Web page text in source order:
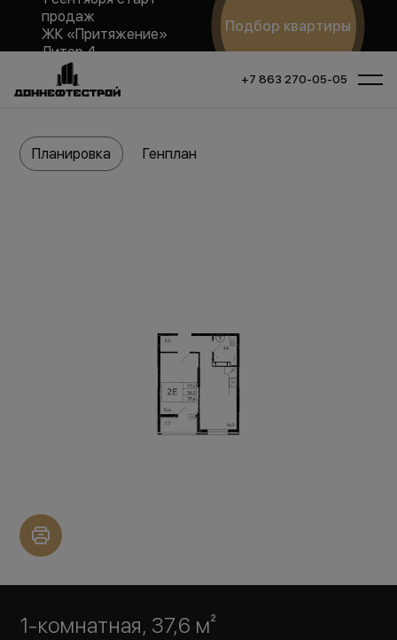
продаж
ЖК «Притяжение»
Литер 4
Подбор квартиры
+7 863 270-05-05
1-комнатная, 37,6 м²
Планировка Генплан